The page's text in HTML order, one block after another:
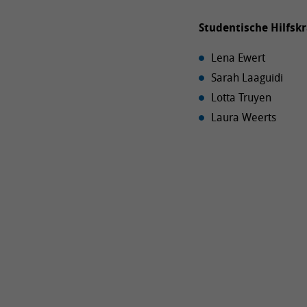
Studentische
Lena Ewert
Sarah Laaguidi
Lotta Truyen
Laura Weerts